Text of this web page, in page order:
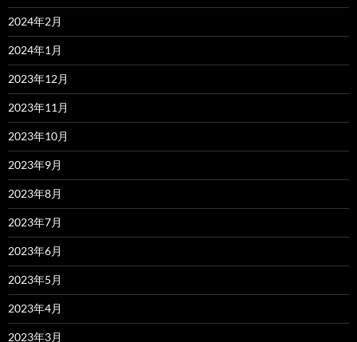
2024年2月
2024年1月
2023年12月
2023年11月
2023年10月
2023年9月
2023年8月
2023年7月
2023年6月
2023年5月
2023年4月
2023年3月